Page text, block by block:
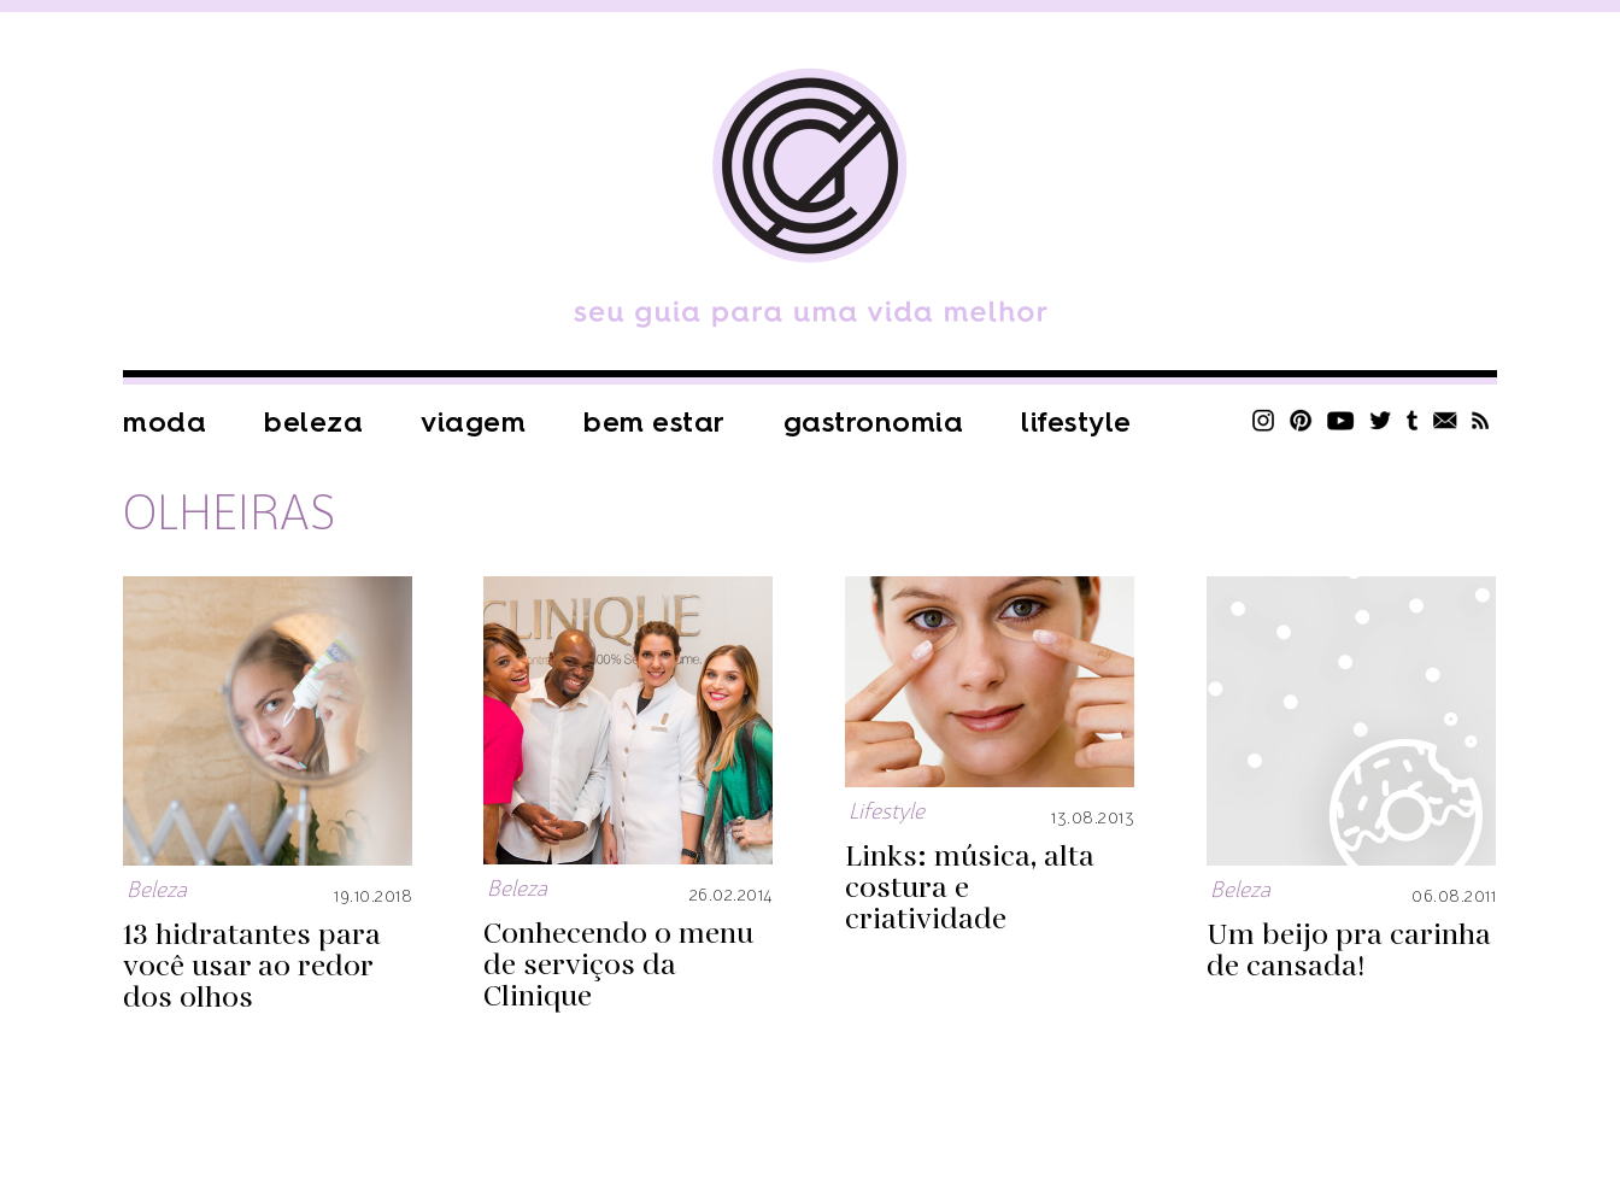
moda beleza viagem bem estar gastronomia lifestyle
OLHEIRAS
Beleza 19.10.2018
13 hidratantes para
você usar ao redor
dos olhos
Beleza 26.02.2014
Conhecendo o menu
de serviços da
Clinique
Lifestyle 13.08.2013
Links: música, alta
costura e
criatividade
Beleza 06.08.2011
Um beijo pra carinha
de cansada!